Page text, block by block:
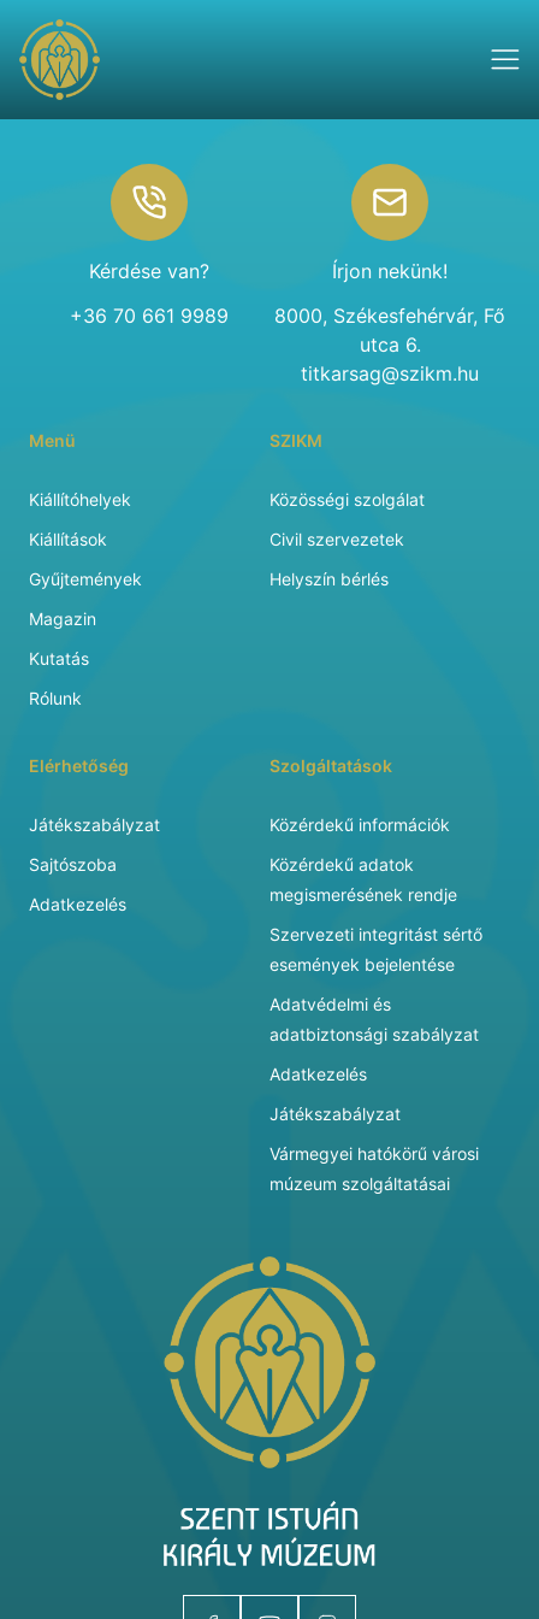
Kérdése van?
+36 70 661 9989
Írjon nekünk!
8000, Székesfehérvár, Fő
utca 6.
titkarsag@szikm.hu
Menü
Kiállítóhelyek
Kiállítások
Gyűjtemények
Magazin
Kutatás
Rólunk
SZIKM
Közösségi szolgálat
Civil szervezetek
Helyszín bérlés
Elérhetőség
Játékszabályzat
Sajtószoba
Adatkezelés
Szolgáltatások
Közérdekű információk
Közérdekű adatok
megismerésének rendje
Szervezeti integritást sértő
események bejelentése
Adatvédelmi és
adatbiztonsági szabályzat
Adatkezelés
Játékszabályzat
Vármegyei hatókörű városi
múzeum szolgáltatásai